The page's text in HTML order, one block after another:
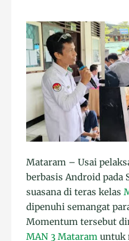
Mataram – Usai
berbasis Android pada
suasana di teras kelas
dipenuhi semangat
Momentum tersebut
MAN 3 Mataram untuk